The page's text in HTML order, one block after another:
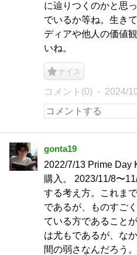
に辿りつくのかと思
でいるか等ね。生き
ディアや他人の価値
いね。
ナイス
コメント(0) 2024/
gonta19
2022/7/13 Prime Day
購入。 2023/11/8〜
する考え方。これま
であるが、ものすご
ている方であること
は尤もであるが、な
間の弱さなんだろう